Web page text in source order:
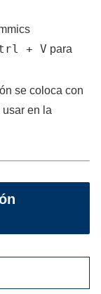
+ V para
se coloca con
usar en la